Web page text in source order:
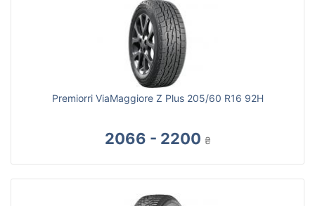
Premiorri ViaMaggiore Z Plus 205/60 R16 92H
2066 - 2200 ₴